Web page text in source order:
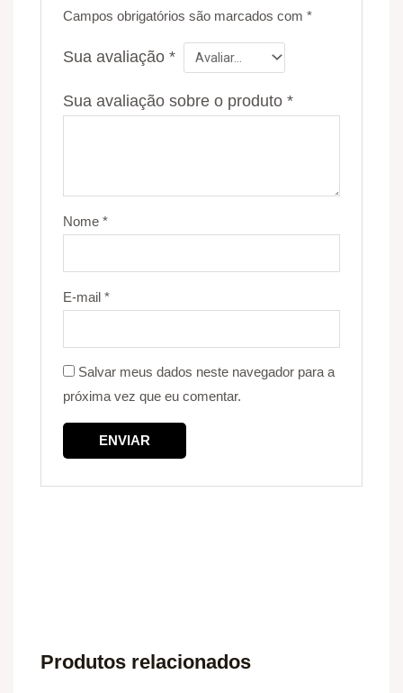
Campos obrigatórios são marcados com*
Sua avaliação*
Sua avaliação sobre o produto*
Nome*
E-mail*
Salvar meus dados neste navegador para a
próxima vez que eu comentar.
Produtos relacionados